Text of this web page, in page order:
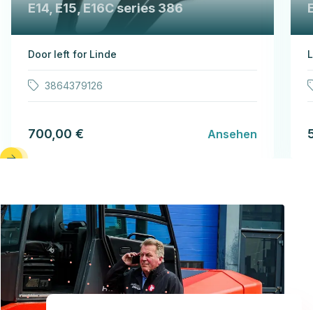
E14, E15, E16C series 386
Door left for Linde
3864379126
700,00 € Ansehen